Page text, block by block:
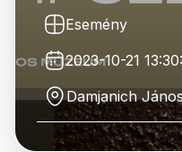
Esemény
2023-10-21
Damjanich